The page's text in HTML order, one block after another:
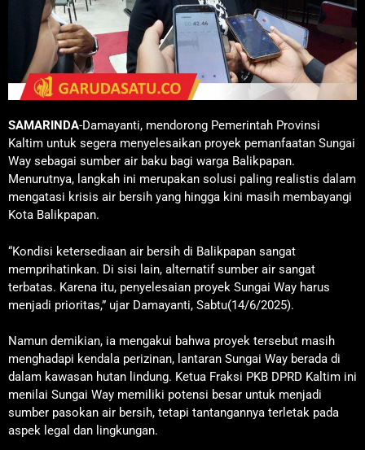
SAMARINDA-Damayanti, mendorong Pemerintah Provinsi
Kaltim untuk segera menyelesaikan proyek pemanfaatan Sungai
Way sebagai sumber air baku bagi warga Balikpapan.
Menurutnya, langkah ini merupakan solusi paling realistis dalam
mengatasi krisis air bersih yang hingga kini masih membayangi
Kota Balikpapan.
“Kondisi ketersediaan air bersih di Balikpapan sangat
memprihatinkan. Di sisi lain, alternatif sumber air sangat
terbatas. Karena itu, penyelesaian proyek Sungai Way harus
menjadi prioritas,” ujar Damayanti, Sabtu(14/6/2025).
Namun demikian, ia mengakui bahwa proyek tersebut masih
menghadapi kendala perizinan, lantaran Sungai Way berada di
dalam kawasan hutan lindung. Ketua Fraksi PKB DPRD Kaltim ini
menilai Sungai Way memiliki potensi besar untuk menjadi
sumber pasokan air bersih, tetapi tantangannya terletak pada
aspek legal dan lingkungan.